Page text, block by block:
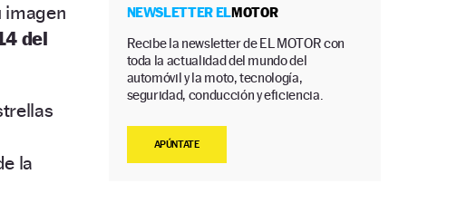
imagen
del
la
NEWSLETTER ELMOTOR
Recibe la newsletter de EL MOTOR con
toda la actualidad del mundo del
automóvil y la moto, tecnología,
seguridad, conducción y eficiencia.
APÚNTATE